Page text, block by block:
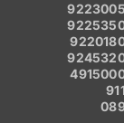
9223005
911